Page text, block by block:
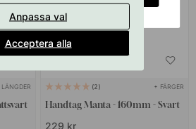
LÄNGDER 2 + FÄRGER
Handtag Manta - 160mm - Svart
229 kr
Anpassa val
Acceptera alla